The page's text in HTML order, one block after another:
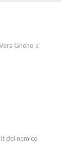
Gheno a
del nemico